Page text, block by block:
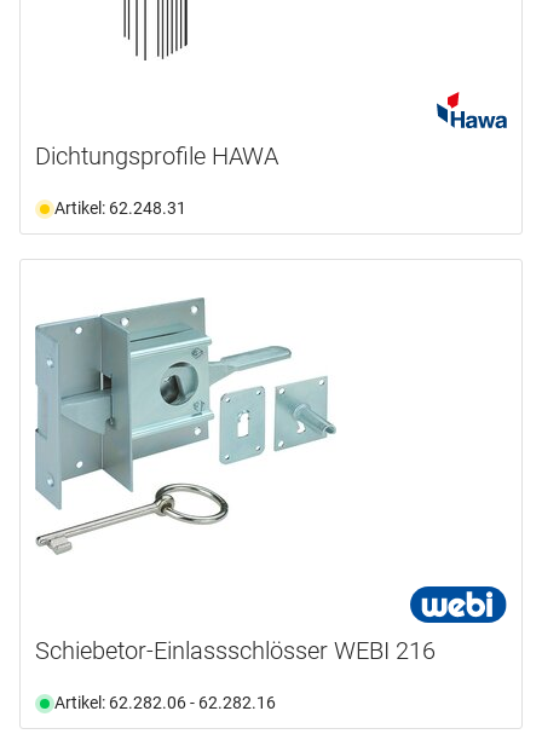
Dichtungsprofile HAWA
Artikel: 62.248.31
Schiebetor-Einlassschlösser WEBI 216
Artikel: 62.282.06 - 62.282.16